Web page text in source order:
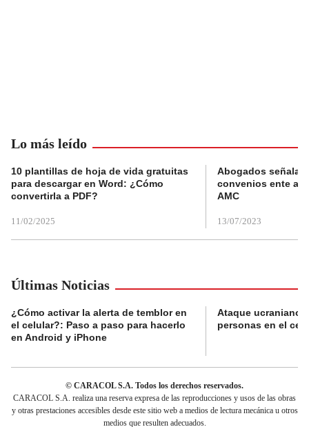
Lo más leído
10 plantillas de hoja de vida gratuitas
para descargar en Word: ¿Cómo
convertirla a PDF?
11/02/2025
Abogados
convenios ente
AMC
13/07/2023
Últimas Noticias
¿Cómo activar la alerta de temblor en
el celular?: Paso a paso para hacerlo
en Android y iPhone
Ataque ucraniano
personas en el
© CARACOL S.A. Todos los derechos reservados.
CARACOL S.A. realiza una reserva expresa de las reproducciones y usos de las obras
y otras prestaciones accesibles desde este sitio web a medios de lectura mecánica u otros
medios que resulten adecuados.